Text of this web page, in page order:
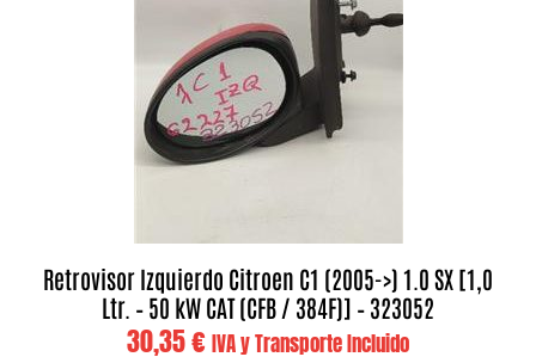
Retrovisor Izquierdo Citroen C1 (2005->) 1.0 SX [1,0
Ltr. – 50 kW CAT (CFB / 384F)] – 323052
30,35€ IVA y Transporte Incluido